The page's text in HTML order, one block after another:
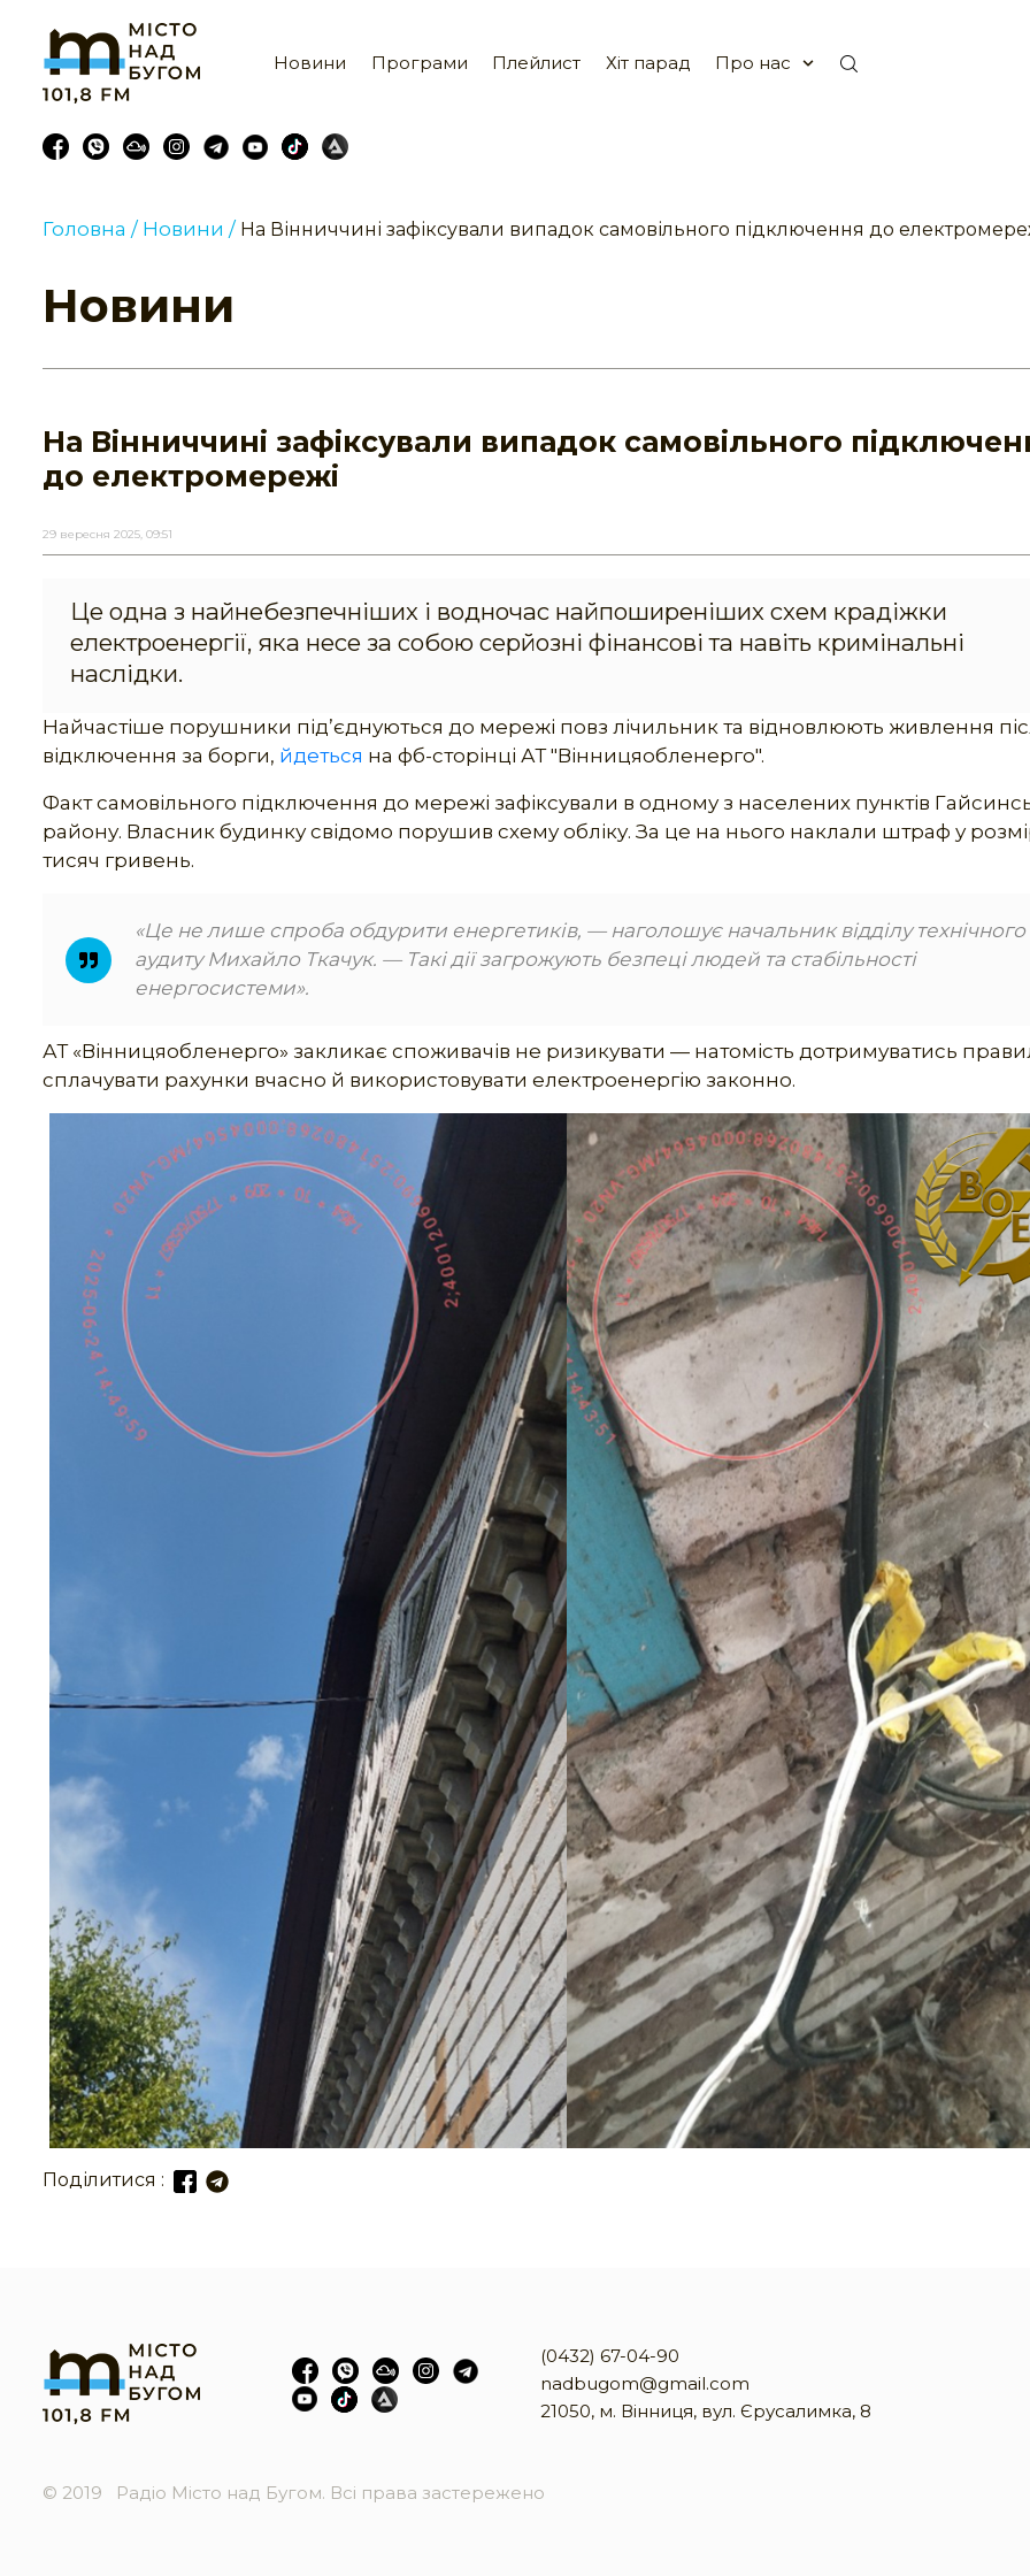
Новини Програми Плейлист Хіт парад Про нас
Головна / Новини / На Вінниччині зафіксували випадок самовільного підключення до
Новини
На Вінниччині зафіксували випадок самовільного
до електромережі
29 вересня 2025, 09:51
Це одна з найнебезпечніших і водночас найпоширеніших схем крадіжки
електроенергії, яка несе за собою серйозні фінансові та навіть кримінальні
наслідки.
Найчастіше порушники під’єднуються до мережі повз лічильник та відновлюють живлення
відключення за борги, йдеться на фб-сторінці АТ "Вінницяобленерго".
Факт самовільного підключення до мережі зафіксували в одному з населених пунктів
району. Власник будинку свідомо порушив схему обліку. За це на нього наклали штраф у
тисяч гривень.
«Це не лише спроба обдурити енергетиків, — наголошує начальник відділу технічного
аудиту Михайло Ткачук. — Такі дії загрожують безпеці людей та стабільності
енергосистеми».
АТ «Вінницяобленерго» закликає споживачів не ризикувати — натомість дотримуватись
сплачувати рахунки вчасно й використовувати електроенергію законно.
Поділитися :
(0432) 67-04-90
nadbugom@gmail.com
21050, м. Вінниця, вул. Єрусалимка, 8
© 2019 Радіо Місто над Бугом. Всі права застережено